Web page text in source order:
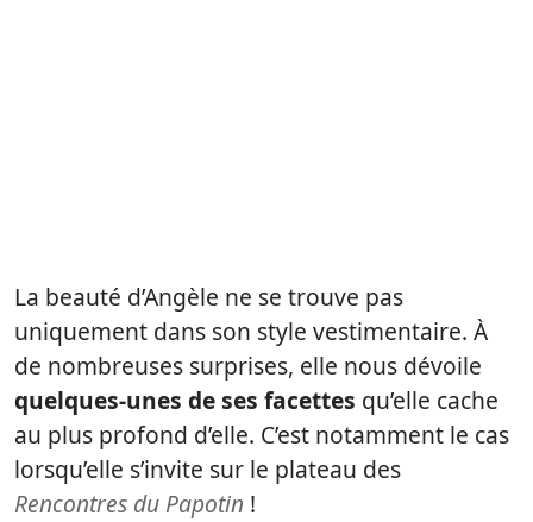
La beauté d’Angèle ne se trouve pas
uniquement dans son style vestimentaire. À
de nombreuses surprises, elle nous dévoile
quelques-unes de ses facettes qu’elle cache
au plus profond d’elle. C’est notamment le cas
lorsqu’elle s’invite sur le plateau des
Rencontres du Papotin !